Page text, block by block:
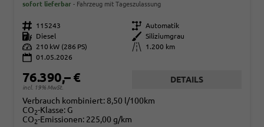
sofort lieferbar Fahrzeug mit Tageszulassung
Fahrzeugnr. 115243 Getriebe Automatik
Kraftstoff
Diesel Außenfarbe
Siliziumgrau
Leistung
210 kW (286 PS) Kilometerstand
1.200 km
01.05.2026
76.390,– €
incl. 19% MwSt.
DETAILS
Verbrauch kombiniert: 8,50 l/100km
CO2-Klasse: G
CO2-Emissionen: 225,00 g/km